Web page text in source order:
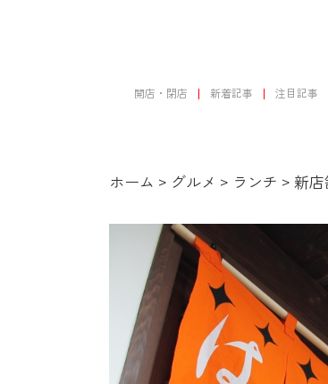
開店・閉店 新着記事 注目記事
ホーム > グルメ > ランチ > 新店